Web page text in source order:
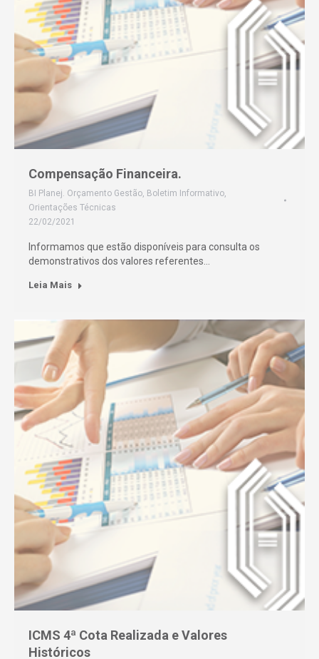
Compensação Financeira.
BI Planej. Orçamento Gestão, Boletim Informativo,
Orientações Técnicas
22/02/2021
Informamos que estão disponíveis para consulta os
demonstrativos dos valores referentes…
Leia Mais
ICMS 4ª Cota Realizada e Valores
Históricos